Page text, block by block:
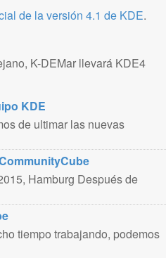
de la versión 4.1 de KDE.
K-DEMar llevará KDE4
KDE
de ultimar las nuevas
Hamburg Después de
tiempo trabajando, podemos